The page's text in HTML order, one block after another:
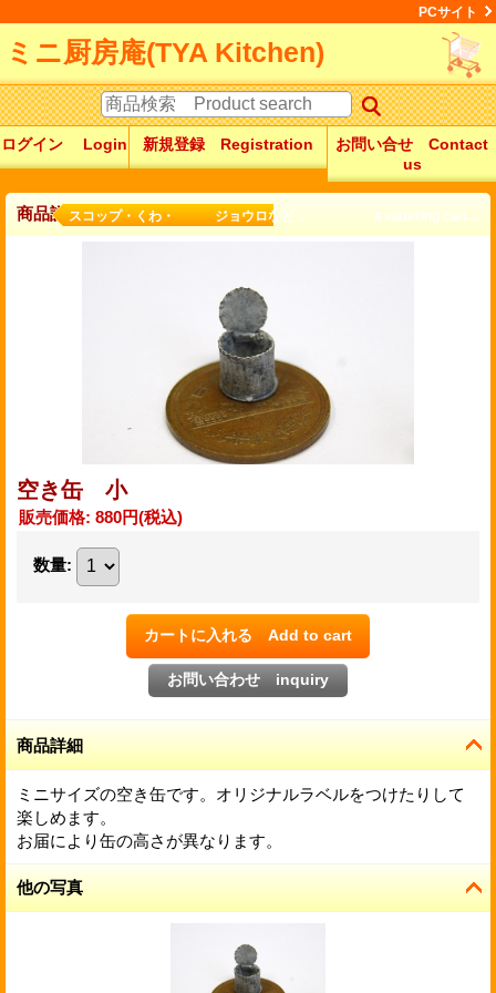
PCサイト
ミニ厨房庵(TYA Kitchen)
ログイン Login 新規登録 Registration
お問い合せ Contact
us
商品詳細スコップ・くわ・ ジョウロなど： a watering can...
空き缶 小
販売価格: 880円(税込)
数量:
商品詳細
ミニサイズの空き缶です。オリジナルラベルをつけたりして
楽しめます。
お届により缶の高さが異なります。
他の写真